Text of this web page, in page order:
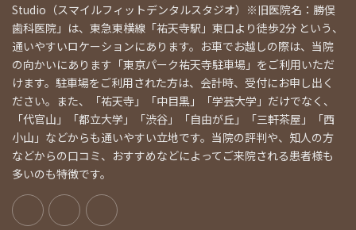
Studio（スマイルフィットデンタルスタジオ）※旧医院名：勝俣
歯科医院」は、東急東横線「祐天寺駅」東口より徒歩2分 という、
通いやすいロケーションにあります。お車でお越しの際は、当院
の向かいにあります「東京パーク祐天寺駐車場」をご利用いただ
けます。駐車場をご利用された方は、会計時、受付にお申し出く
ださい。また、「祐天寺」「中目黒」「学芸大学」だけでなく、
「代官山」「都立大学」「渋谷」「自由が丘」「三軒茶屋」「西
小山」などからも通いやすい立地です。当院の評判や、知人の方
などからの口コミ、おすすめなどによってご来院される患者様も
多いのも特徴です。